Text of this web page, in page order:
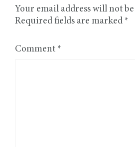
Your email address will not
Required fields are marked *
Comment *